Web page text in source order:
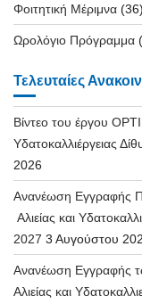
Φοιτητική Μέριμνα (36)
Ωρολόγιο Πρόγραμμα
Τελευταίες
Βίντεο του έργου
Υδατοκαλλιέργειας
2026
Ανανέωση Εγγραφής
Αλιείας και
2027 3 Αυγούστου
Ανανέωση Εγγραφής
Αλιείας και